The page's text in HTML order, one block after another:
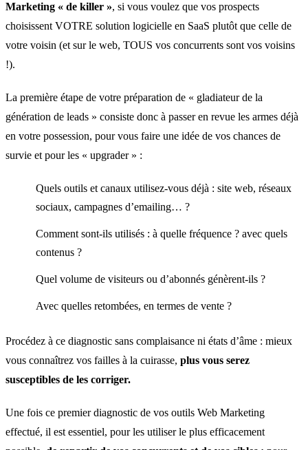
Marketing « de killer », si vous voulez que vos prospects
choisissent VOTRE solution logicielle en SaaS plutôt que celle de
votre voisin (et sur le web, TOUS vos concurrents sont vos voisins
!).
La première étape de votre préparation de « gladiateur de la
génération de leads » consiste donc à passer en revue les armes déjà
en votre possession, pour vous faire une idée de vos chances de
survie et pour les « upgrader » :
Quels outils et canaux utilisez-vous déjà : site web, réseaux
sociaux, campagnes d’emailing… ?
Comment sont-ils utilisés : à quelle fréquence ? avec quels
contenus ?
Quel volume de visiteurs ou d’abonnés génèrent-ils ?
Avec quelles retombées, en termes de vente ?
Procédez à ce diagnostic sans complaisance ni états d’âme : mieux
vous connaîtrez vos failles à la cuirasse, plus vous serez
susceptibles de les corriger.
Une fois ce premier diagnostic de vos outils Web Marketing
effectué, il est essentiel, pour les utiliser le plus efficacement